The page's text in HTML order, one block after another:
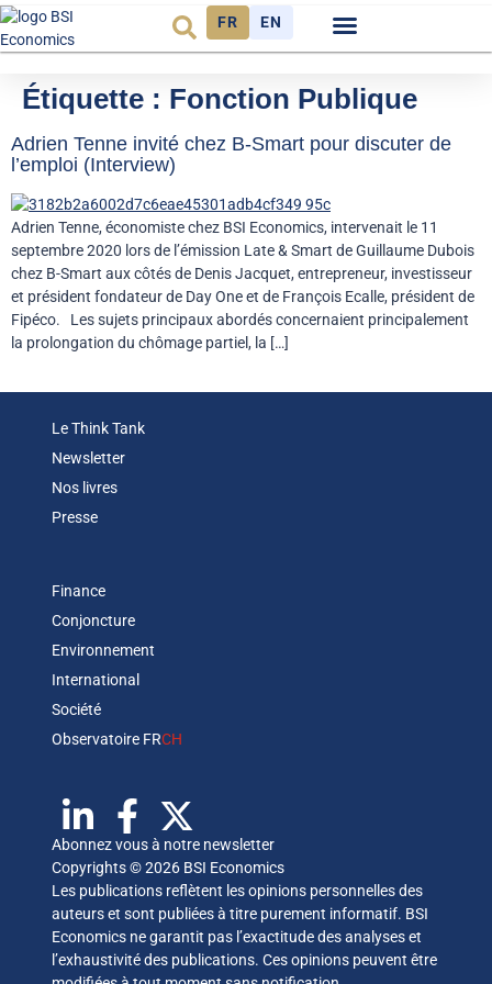
FR EN
Étiquette : Fonction Publique
Adrien Tenne invité chez B-Smart pour discuter de
l’emploi (Interview)
Adrien Tenne, économiste chez BSI Economics, intervenait le 11
septembre 2020 lors de l’émission Late & Smart de Guillaume Dubois
chez B-Smart aux côtés de Denis Jacquet, entrepreneur, investisseur
et président fondateur de Day One et de François Ecalle, président de
Fipéco. Les sujets principaux abordés concernaient principalement
la prolongation du chômage partiel, la […]
Le Think Tank
Newsletter
Nos livres
Presse
Finance
Conjoncture
Environnement
International
Société
Observatoire FRCH
Abonnez vous à notre newsletter
Copyrights © 2026 BSI Economics
Les publications reflètent les opinions personnelles des
auteurs et sont publiées à titre purement informatif. BSI
Economics ne garantit pas l’exactitude des analyses et
l’exhaustivité des publications. Ces opinions peuvent être